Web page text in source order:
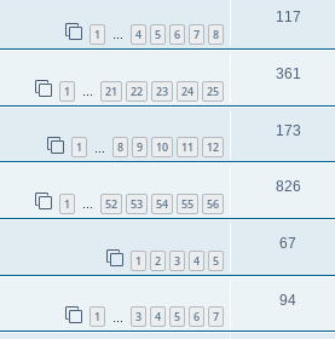
1 … 4 5 6 7 8
117
1 … 21 22 23 24 25
361
1 8 9 10 11 12
173
1 … 52 53 54 55 56
826
1 2 3 4 5
67
1 3 4 5 6 7
94